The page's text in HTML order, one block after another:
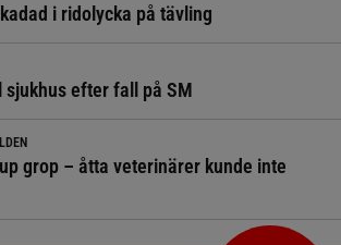
i ridolycka på tävling
sjukhus efter fall på SM
grop – åtta veterinärer kunde inte